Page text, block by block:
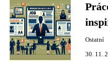
Ostatní
30. 11.